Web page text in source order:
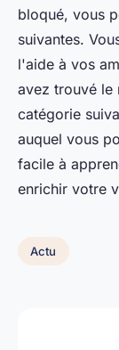
bloqué, vous
suivantes.
l'aide à vos
avez trouvé le
catégorie
auquel vous
facile à
enrichir votre
Actu